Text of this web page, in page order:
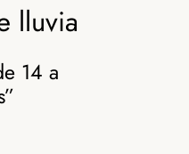
lluvia
14 a